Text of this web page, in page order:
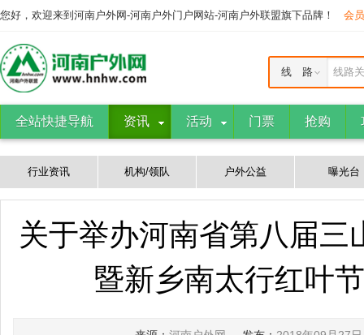
您好，欢迎来到河南户外网-河南户外门户网站-河南户外联盟旗下品牌！ 会
线路
线 路
全站快捷导航 资讯 活动 门票 抢购
行业资讯 机构/领队 户外公益 曝光台
关于举办河南省第八届
暨新乡南太行红叶